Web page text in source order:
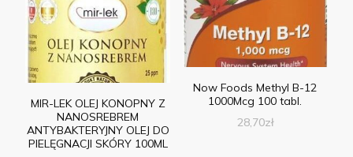
MIR-LEK OLEJ KONOPNY Z
NANOSREBREM
ANTYBAKTERYJNY OLEJ DO
PIELĘGNACJI SKÓRY 100ML
Now Foods Methyl B-12
1000Mcg 100 tabl.
28,70zł